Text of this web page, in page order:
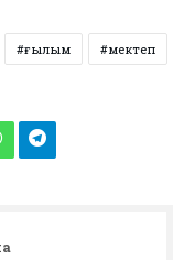
ғылым мектеп